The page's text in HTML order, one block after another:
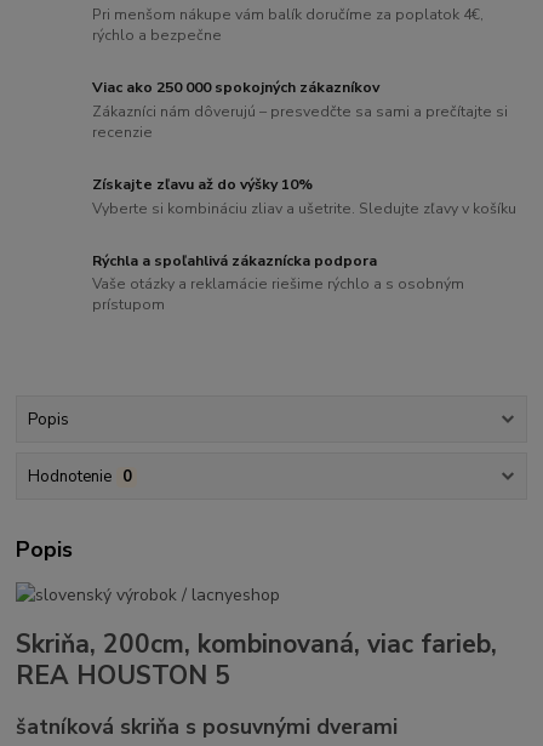
Pri menšom nákupe vám balík doručíme za poplatok 4€,
rýchlo a bezpečne
Viac ako 250 000 spokojných zákazníkov
Zákazníci nám dôverujú – presvedčte sa sami a prečítajte si
recenzie
Získajte zľavu až do výšky 10%
Vyberte si kombináciu zliav a ušetrite. Sledujte zľavy v košíku
Rýchla a spoľahlivá zákaznícka podpora
Vaše otázky a reklamácie riešime rýchlo a s osobným
prístupom
Popis
Hodnotenie 0
Popis
Skriňa, 200cm, kombinovaná, viac farieb,
REA HOUSTON 5
šatníková skriňa s posuvnými dverami